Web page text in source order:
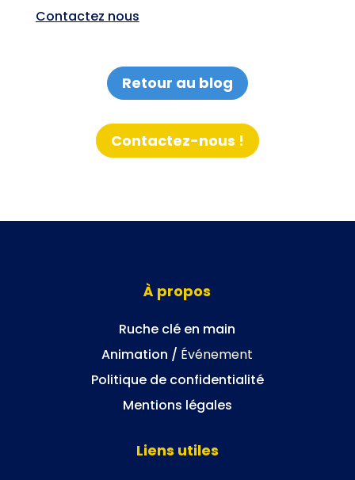
Contactez nous
Retour au blog
Contactez-nous !
À propos
Ruche clé en main
Animation / Événement
Politique de confidentialité
Mentions légales
Liens utiles